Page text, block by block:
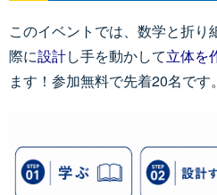
このイベントでは、数学と折り
際に設計し手を動かして立体を
ます！参加無料で先着20名です。